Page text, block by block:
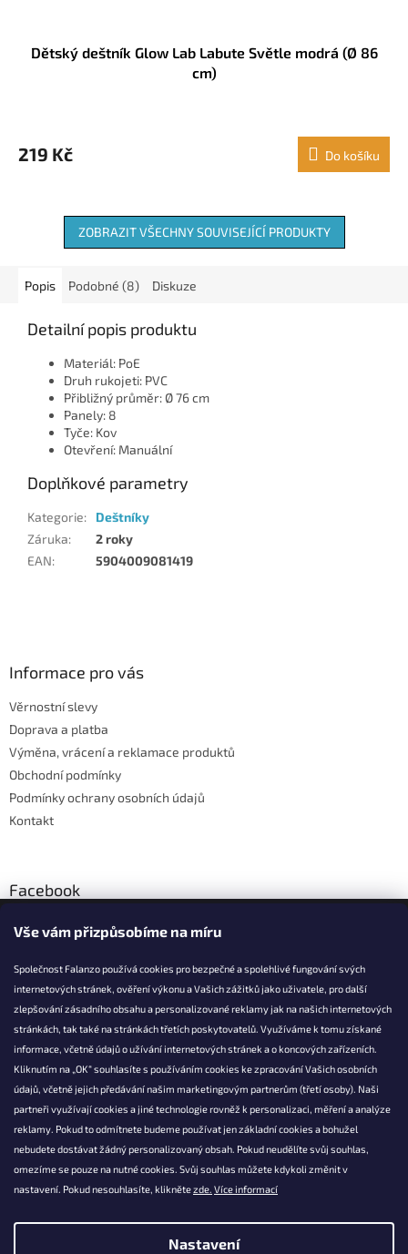
Vše vám přizpůsobíme na míru
Společnost Falanzo používá cookies pro bezpečné a spolehlivé fungování svých
internetových stránek, ověření výkonu a Vašich zážitků jako uživatele, pro další
zlepšování zásadního obsahu a personalizované reklamy jak na našich internetových
stránkách, tak také na stránkách třetích poskytovatelů. Využíváme k tomu získané
informace, včetně údajů o užívání internetových stránek a o koncových zařízeních.
Kliknutím na „OK“ souhlasíte s používáním cookies ke zpracování Vašich osobních
údajů, včetně jejich předávání našim marketingovým partnerům (třetí osoby). Naši
partneři využívají cookies a jiné technologie rovněž k personalizaci, měření a analýze
reklamy. Pokud to odmítnete budeme používat jen základní cookies a bohužel
nebudete dostávat žádný personalizovaný obsah. Pokud neudělíte svůj souhlas,
omezíme se pouze na nutné cookies. Svůj souhlas můžete kdykoli změnit v
nastavení. Pokud nesouhlasíte, kliknětezde. Více informací
Nastavení
Dětský deštník Glow Lab Labute Světle modrá (Ø 86
cm)
219 Kč Do košíku
ZOBRAZIT VŠECHNY SOUVISEJÍCÍ PRODUKTY
Popis Podobné (8) Diskuze
Detailní popis produktu
Materiál: PoE
Druh rukojeti: PVC
Přibližný průměr: Ø 76 cm
Panely: 8
Tyče: Kov
Otevření: Manuální
Doplňkové parametry
Kategorie:
Deštníky
Záruka:
2 roky
EAN: 5904009081419
Informace pro vás
Věrnostní slevy
Doprava a platba
Výměna, vrácení a reklamace produktů
Obchodní podmínky
Podmínky ochrany osobních údajů
Kontakt
Facebook
KONTAKT
info@falanzo.cz
Falanzo.cz
FalanzoCZ